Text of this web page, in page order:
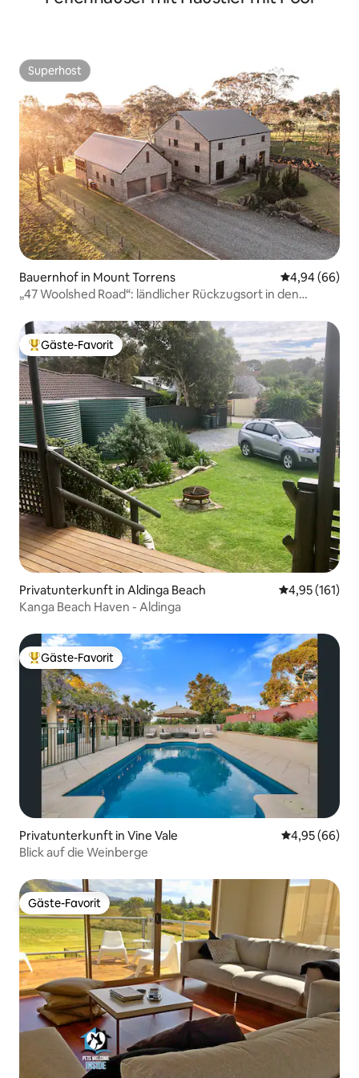
Superhost
Superhost
Bauernhof in Mount Torrens
4,94 (66)
„47 Woolshed Road“: ländlicher Rückzugsort in den
Beliebter Gäste-Favorit.
Gäste-Favorit
Privatunterkunft in Aldinga Beach
4,95 (161)
Kanga Beach Haven - Aldinga
Beliebter Gäste-Favorit.
Gäste-Favorit
Privatunterkunft in Vine Vale
4,95 (66)
Blick auf die Weinberge
Gäste-Favorit
Gäste-Favorit